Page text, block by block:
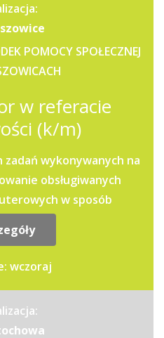
POMOCY SPOŁECZNEJ
w referacie
(k/m)
zadań wykonywanych na
obsługiwanych
w sposób
przebieg...
wczoraj